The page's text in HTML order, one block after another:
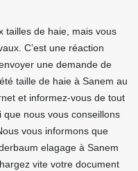
tailles de haie, mais vous
C’est une réaction
une demande de
taille de haie à Sanem au
et informez-vous de tout
que nous vous conseillons
vous informons que
elagage à Sanem
vite votre document